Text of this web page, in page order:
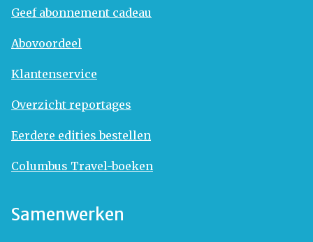
Geef abonnement cadeau
Abovoordeel
Klantenservice
Overzicht reportages
Eerdere edities bestellen
Columbus Travel-boeken
Samenwerken